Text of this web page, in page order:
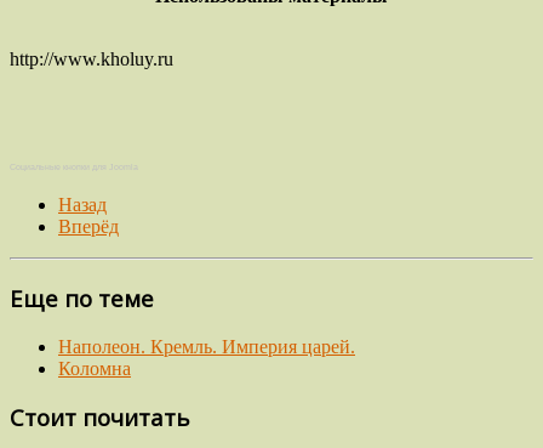
http://www.kholuy.ru
Социальные кнопки для Joomla
Назад
Вперёд
Еще по теме
Наполеон. Кремль. Империя царей.
Коломна
Стоит почитать